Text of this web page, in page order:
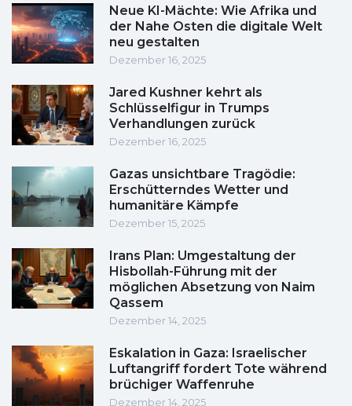
Neue KI-Mächte: Wie Afrika und
der Nahe Osten die digitale Welt
neu gestalten
Dezember 16, 2025
Jared Kushner kehrt als
Schlüsselfigur in Trumps
Verhandlungen zurück
Dezember 16, 2025
Gazas unsichtbare Tragödie:
Erschütterndes Wetter und
humanitäre Kämpfe
Dezember 15, 2025
Irans Plan: Umgestaltung der
Hisbollah-Führung mit der
möglichen Absetzung von Naim
Qassem
Dezember 14, 2025
Eskalation in Gaza: Israelischer
Luftangriff fordert Tote während
brüchiger Waffenruhe
Dezember 14, 2025